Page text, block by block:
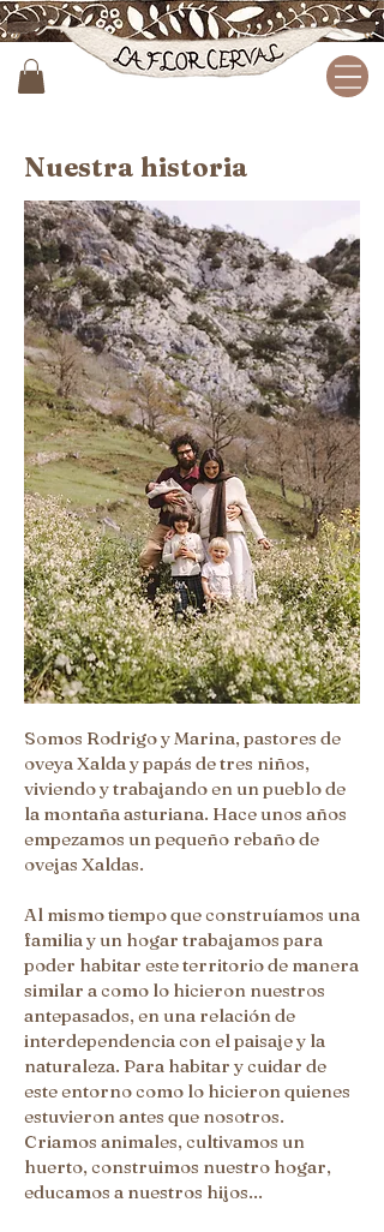
Nuestra historia
Somos Rodrigo y Marina, pastores de
oveya Xalda y papás de tres niños,
viviendo y trabajando en un pueblo de
la montaña asturiana. Hace unos años
empezamos un pequeño rebaño de
ovejas Xaldas.
Al mismo tiempo que construíamos una
familia y un hogar trabajamos para
poder habitar este territorio de manera
similar a como lo hicieron nuestros
antepasados, en una relación de
interdependencia con el paisaje y la
naturaleza. Para habitar y cuidar de
este entorno como lo hicieron quienes
estuvieron antes que nosotros.
Criamos animales, cultivamos un
huerto, construimos nuestro hogar,
educamos a nuestros hijos...